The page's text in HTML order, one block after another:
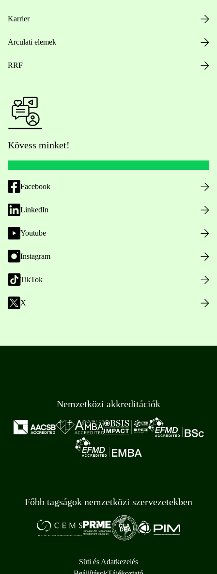
Karrier
Arculati elemek
RRF
Kövess minket!
Facebook
LinkedIn
Youtube
Instagram
TikTok
X
Nemzetközi akkreditációk
Főbb tagságok nemzetközi szervezetekben
Süti és Adatkezelés